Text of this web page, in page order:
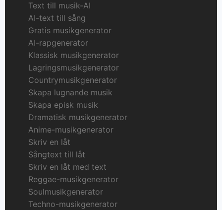
Text till musik-AI
AI-text till sång
Gratis musikgenerator
AI-rapgenerator
Klassisk musikgenerator
Lagringsmusikgenerator
Countrymusikgenerator
Skapa lugnande musik
Skapa episk musik
Dramatisk musikgenerator
Anime-musikgenerator
Skriv en låt
Sångtext till låt
Skriv en låt med text
Reggae-musikgenerator
Soulmusikgenerator
Techno-musikgenerator